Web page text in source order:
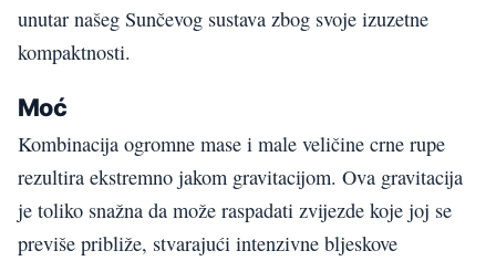
unutar našeg Sunčevog sustava zbog svoje izuzetne
kompaktnosti.
Moć
Kombinacija ogromne mase i male veličine crne rupe
rezultira ekstremno jakom gravitacijom. Ova gravitacija
je toliko snažna da može raspadati zvijezde koje joj se
previše približe, stvarajući intenzivne bljeskove